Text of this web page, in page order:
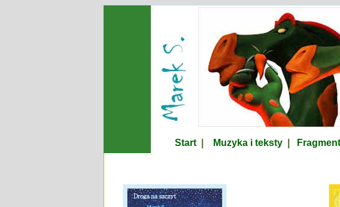
Start| Muzyka i teksty|